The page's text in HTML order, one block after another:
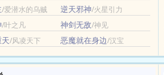
天使
/爱潜水的乌贼 逆天邪神/火星引力
/叶之凡 神剑无敌/神见
/风凌天下 恶魔就在身边/汉宝